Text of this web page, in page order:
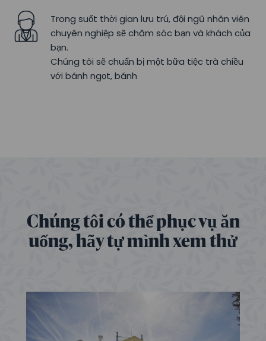
Trong suốt thời gian lưu trú, đội ngũ nhân viên
chuyên nghiệp sẽ chăm sóc bạn và khách của
bạn.
Chúng tôi sẽ chuẩn bị một bữa tiệc trà chiều
với bánh ngọt, bánh
Chúng tôi có thể phục vụ ăn
uống, hãy tự mình xem thử